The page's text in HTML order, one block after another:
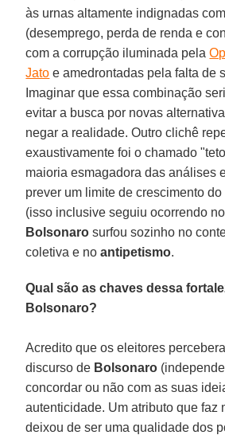
às urnas altamente indignadas
(desemprego, perda de renda e
com a corrupção iluminada pela
Jato e amedrontadas pela falta de
Imaginar que essa combinação
evitar a busca por novas
negar a realidade. Outro clichê
exaustivamente foi o chamado
maioria esmagadora das análises
prever um limite de crescimento
(isso inclusive seguiu ocorrendo
Bolsonaro surfou sozinho no
coletiva e noantipetismo.
Qual são as chaves dessa
Bolsonaro?
Acredito que os eleitores
discurso de Bolsonaro
concordar ou não com as suas
autenticidade. Um atributo que faz
deixou de ser uma qualidade dos